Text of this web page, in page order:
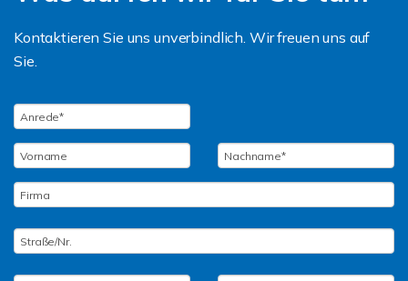
Kontaktieren Sie uns unverbindlich. Wir freuen uns auf
Sie.